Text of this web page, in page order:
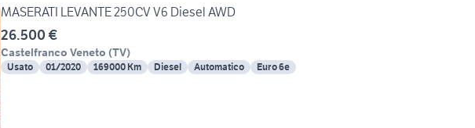
MASERATI LEVANTE 250CV V6 Diesel AWD
26.500 €
Castelfranco Veneto (TV)
Usato 01/2020 169000 Km Diesel Automatico Euro 6e